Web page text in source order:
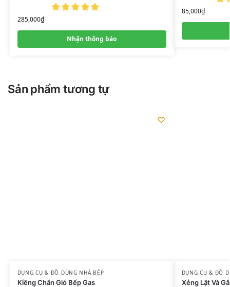
285,000₫
Nhận thông báo
85,000₫
Sản phẩm tương tự
DỤNG CỤ & ĐỒ DÙNG NHÀ BẾP
Kiềng Chắn Gió Bếp Gas
DỤNG CỤ & ĐỒ
Xẻng Lật Và